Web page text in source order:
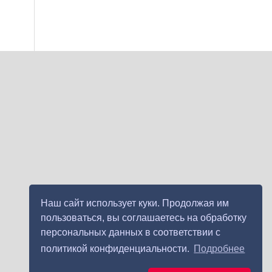
Наш сайт использует куки. Продолжая им
пользоваться, вы соглашаетесь на обработку
персональных данных в соответствии с
политикой конфиденциальности. Подробнее